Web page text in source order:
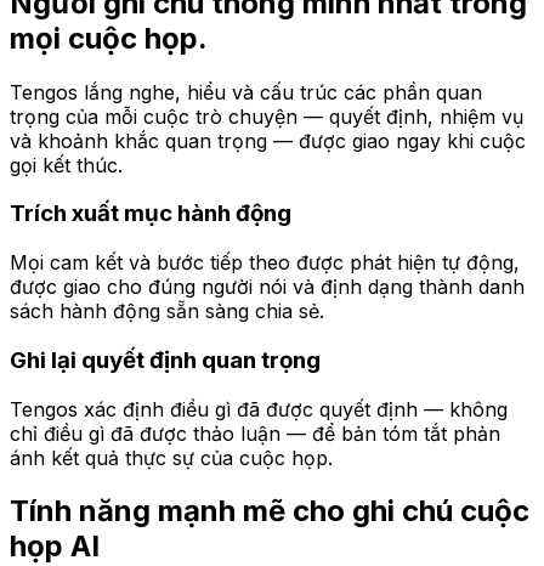
mọi cuộc họp.
Tengos lắng nghe, hiểu và cấu trúc các phần quan
trọng của mỗi cuộc trò chuyện — quyết định, nhiệm vụ
và khoảnh khắc quan trọng — được giao ngay khi cuộc
gọi kết thúc.
Trích xuất mục hành động
Mọi cam kết và bước tiếp theo được phát hiện tự động,
được giao cho đúng người nói và định dạng thành danh
sách hành động sẵn sàng chia sẻ.
Ghi lại quyết định quan trọng
Tengos xác định điều gì đã được quyết định — không
chỉ điều gì đã được thảo luận — để bản tóm tắt phản
ánh kết quả thực sự của cuộc họp.
Tính năng mạnh mẽ cho ghi chú cuộc
họp AI